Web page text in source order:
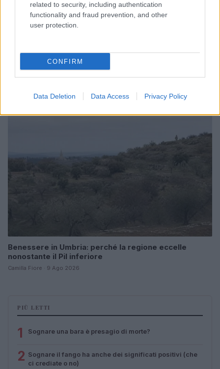
related to security, including authentication
functionality and fraud prevention, and other
user protection.
CONFIRM
Data Deletion Data Access Privacy Policy
Scopri Terme De Montel: il più grande parco termale
urbano d’Europa
Benessere in Umbria: perché la regione eccelle
nonostante il Pil inferiore
Camilla Fiore · 9 Ago 2026
PIÙ LETTI
1 Sognare una bara è presagio di morte?
2 Sognare il fango ha anche dei significati positivi (che
ci crediate o no)